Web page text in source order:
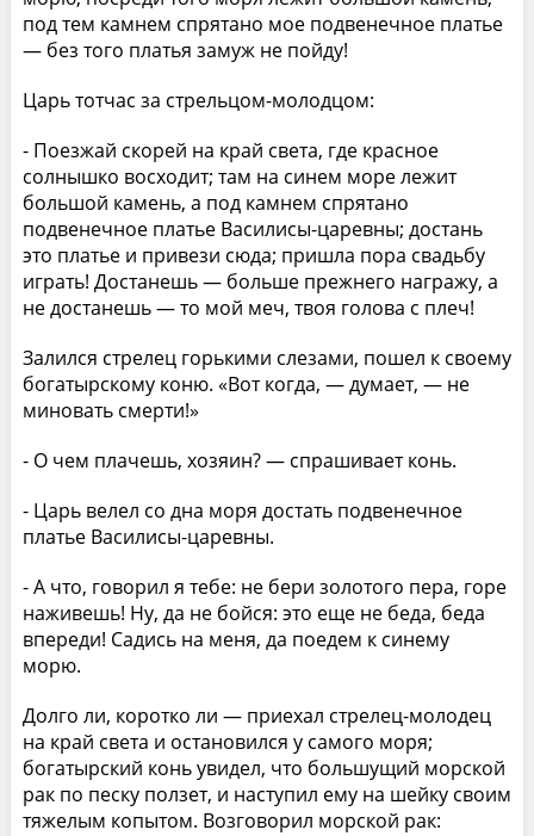
под тем камнем спрятано мое подвенечное платье
— без того платья замуж не пойду!
Царь тотчас за стрельцом-молодцом:
- Поезжай скорей на край света, где красное
солнышко восходит; там на синем море лежит
большой камень, а под камнем спрятано
подвенечное платье Василисы-царевны; достань
это платье и привези сюда; пришла пора свадьбу
играть! Достанешь — больше прежнего награжу, а
не достанешь — то мой меч, твоя голова с плеч!
Залился стрелец горькими слезами, пошел к своему
богатырскому коню. «Вот когда, — думает, — не
миновать смерти!»
- О чем плачешь, хозяин? — спрашивает конь.
- Царь велел со дна моря достать подвенечное
платье Василисы-царевны.
- А что, говорил я тебе: не бери золотого пера, горе
наживешь! Ну, да не бойся: это еще не беда, беда
впереди! Садись на меня, да поедем к синему
морю.
Долго ли, коротко ли — приехал стрелец-молодец
на край света и остановился у самого моря;
богатырский конь увидел, что большущий морской
рак по песку ползет, и наступил ему на шейку своим
тяжелым копытом. Возговорил морской рак: